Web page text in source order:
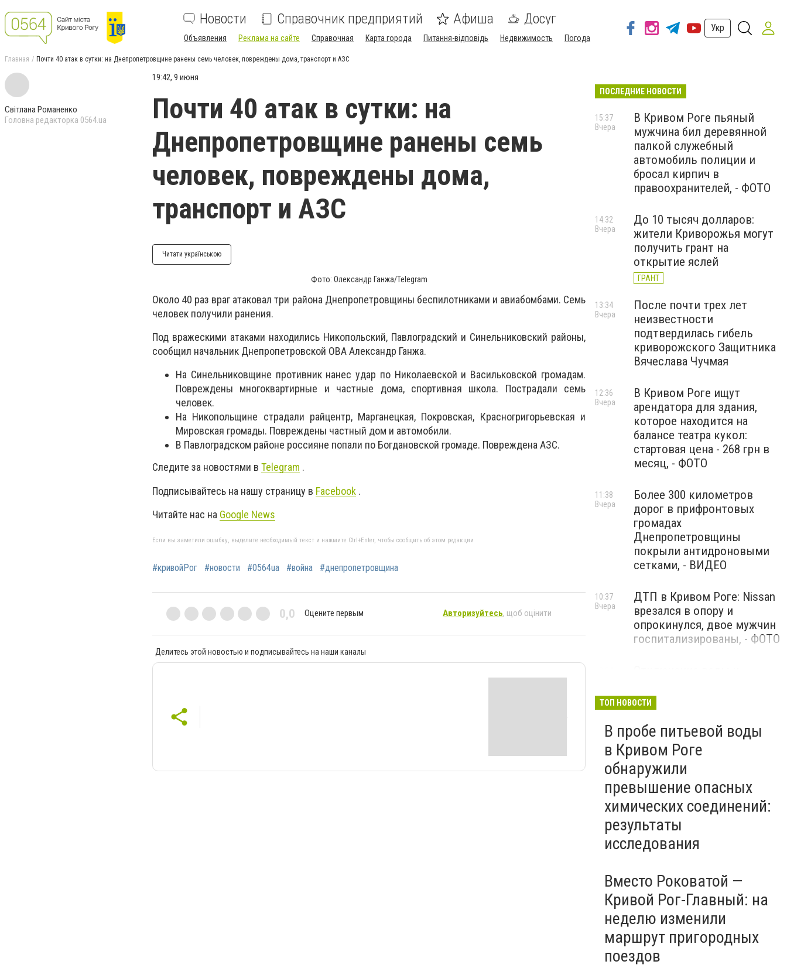
Новости Справочник предприятий Афиша Досуг
Объявления Реклама на сайте Справочная Карта города Питання-відповідь Недвижимость Погода
Укр
Главная Почти 40 атак в сутки: на Днепропетровщине ранены семь человек, повреждены дома, транспорт и АЗС
Світлана Романенко
Головна редакторка 0564.ua
19:42, 9 июня
Почти 40 атак в сутки: на
Днепропетровщине ранены семь
человек, повреждены дома,
транспорт и АЗС
Читати українською
Фото: Олександр Ганжа/Telegram
Около 40 раз враг атаковал три района Днепропетровщины беспилотниками и авиабомбами. Семь
человек получили ранения.
Под вражескими атаками находились Никопольский, Павлоградский и Синельниковский районы,
сообщил начальник Днепропетровской ОВА Александр Ганжа.
На Синельниковщине противник нанес удар по Николаевской и Васильковской громадам.
Повреждены многоквартирные и частные дома, спортивная школа. Пострадали семь
человек.
На Никопольщине страдали райцентр, Марганецкая, Покровская, Красногригорьевская и
Мировская громады. Повреждены частный дом и автомобили.
В Павлоградском районе россияне попали по Богдановской громаде. Повреждена АЗС.
Следите за новостями в Telegram .
Подписывайтесь на нашу страницу в Facebook .
Читайте нас на Google News
Если вы заметили ошибку, выделите необходимый текст и нажмите Ctrl+Enter, чтобы сообщить об этом редакции
#кривойРог #новости #0564ua #война #днепропетровщина
0,0 Оцените первым Авторизуйтесь, щоб оцінити
Делитесь этой новостью и подписывайтесь на наши каналы
ПОСЛЕДНИЕ НОВОСТИ
В Кривом Роге пьяный
мужчина бил деревянной
палкой служебный
автомобиль полиции и
бросал кирпич в
правоохранителей, - ФОТО
15:37
Вчера
До 10 тысяч долларов:
жители Криворожья могут
получить грант на
открытие яслей
ГРАНТ
14:32
Вчера
После почти трех лет
неизвестности
подтвердилась гибель
криворожского Защитника
Вячеслава Чучмая
13:34
Вчера
В Кривом Роге ищут
арендатора для здания,
которое находится на
балансе театра кукол:
стартовая цена - 268 грн в
месяц, - ФОТО
12:36
Вчера
Более 300 километров
дорог в прифронтовых
громадах
Днепропетровщины
покрыли антидроновыми
сетками, - ВИДЕО
11:38
Вчера
ДТП в Кривом Роге: Nissan
врезался в опору и
опрокинулся, двое мужчин
госпитализированы, - ФОТО
10:37
Вчера
светом: адреса ремонтов в
Кривом Роге
Зеленский показал
шокирующие кадры:
российский дрон охотился
на продавца овощей в
Херсоне, - ВИДЕО
4 августа
ТОП НОВОСТИ
В пробе питьевой воды
в Кривом Роге
обнаружили
превышение опасных
химических соединений:
результаты
исследования
Вместо Роковатой —
Кривой Рог-Главный: на
неделю изменили
маршрут пригородных
поездов